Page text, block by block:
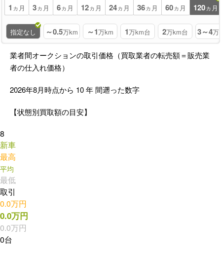
1 ヵ月 3ヵ月 6ヵ月 12ヵ月 24ヵ月 36ヵ月 60ヵ月 120ヵ月
指定なし ～0.5万km ～1万km 1万km台 2万km台 3～4万
業者間オークションの取引価格（買取業者の転売額＝販売業
者の仕入れ価格）
2026年8月時点から 10年 間遡った数字
【状態別買取額の目安】
8
新車
最高
平均
最低
取引
0.0万円
0.0万円
0.0万円
0台